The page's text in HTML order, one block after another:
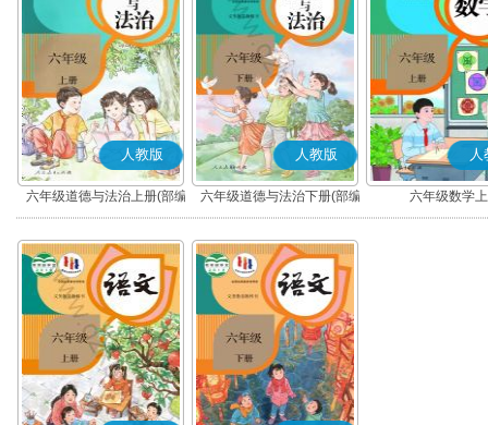
人教版
六年级道德与法治上册(部编
版)
人教版
六年级道德与法治下册(部编
版)
人
六年级数学